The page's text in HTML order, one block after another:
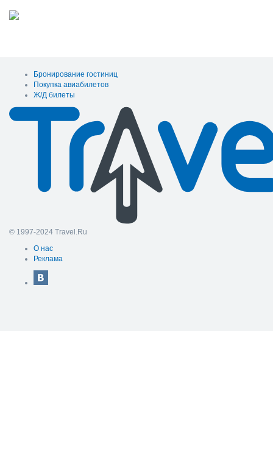
Бронирование гостиниц
Покупка авиабилетов
Ж/Д билеты
© 1997-2024 Travel.Ru
О нас
Реклама